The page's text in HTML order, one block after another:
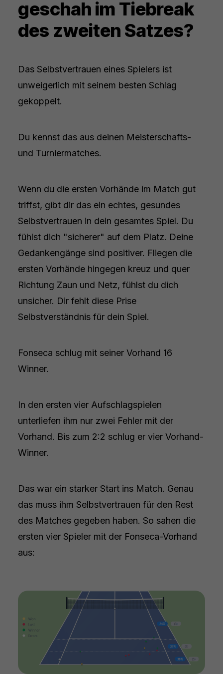
geschah im Tiebreak
des zweiten Satzes?
Das Selbstvertrauen eines Spielers ist
unweigerlich mit seinem besten Schlag
gekoppelt.
Du kennst das aus deinen Meisterschafts-
und Turniermatches.
Wenn du die ersten Vorhände im Match gut
triffst, gibt dir das ein echtes, gesundes
Selbstvertrauen in dein gesamtes Spiel. Du
fühlst dich "sicherer" auf dem Platz. Deine
Gedankengänge sind positiver. Fliegen die
ersten Vorhände hingegen kreuz und quer
Richtung Zaun und Netz, fühlst du dich
unsicher. Dir fehlt diese Prise
Selbstverständnis für dein Spiel.
Fonseca schlug mit seiner Vorhand 16
Winner.
In den ersten vier Aufschlagspielen
unterliefen ihm nur zwei Fehler mit der
Vorhand. Bis zum 2:2 schlug er vier Vorhand-
Winner.
Das war ein starker Start ins Match. Genau
das muss ihm Selbstvertrauen für den Rest
des Matches gegeben haben. So sahen die
ersten vier Spieler mit der Fonseca-Vorhand
aus: